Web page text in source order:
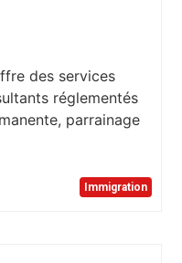
des services
réglementés
parrainage
Immigration